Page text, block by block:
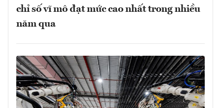
chỉ số vĩ mô đạt mức cao nhất trong nhiều
năm qua